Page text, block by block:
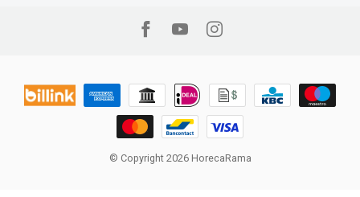
© Copyright 2026 HorecaRama